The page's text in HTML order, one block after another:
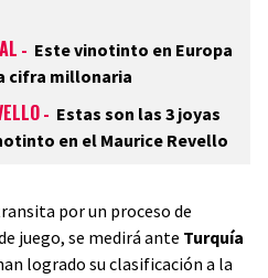
- Este vinotinto en Europa
cifra millonaria
- Estas son las 3 joyas
en el Maurice Revello
por un proceso de
juego, se medirá ante Turquía
logrado su clasificación a la